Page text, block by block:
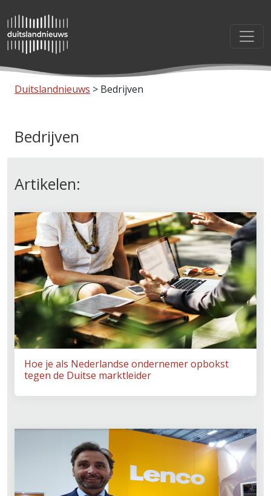
Duitslandnieuws > Bedrijven
Bedrijven
Artikelen:
Hoe je als Nederlandse ondernemer opbokst
tegen de Duitse marktleider